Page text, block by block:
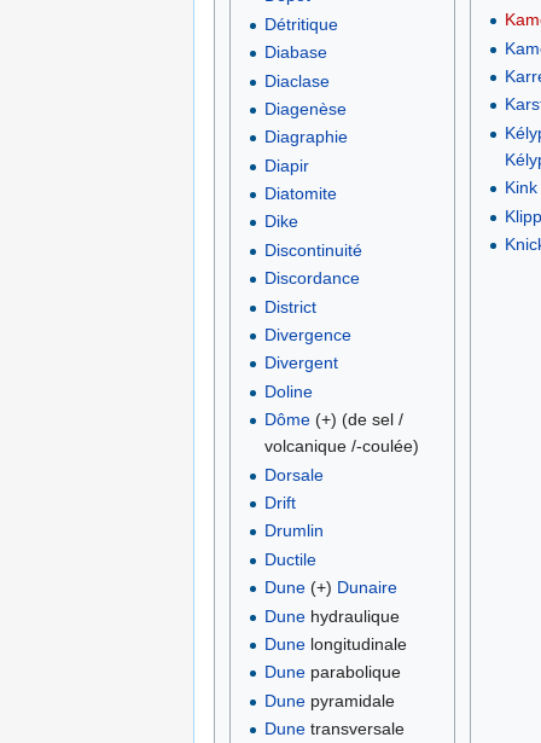
Détritique
Diabase
Diaclase
Diagenèse
Diagraphie
Diapir
Diatomite
Dike
Discontinuité
Discordance
District
Divergence
Divergent
Doline
Dôme(+) (de sel /
volcanique /-coulée)
Dorsale
Drift
Drumlin
Ductile
Dune(+) Dunaire
Dunehydraulique
Dunelongitudinale
Duneparabolique
Dunepyramidale
Dunetransversale
Kink